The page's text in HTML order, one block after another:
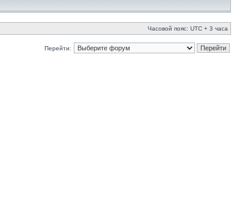
Часовой пояс: UTC + 3 часа
Перейти: